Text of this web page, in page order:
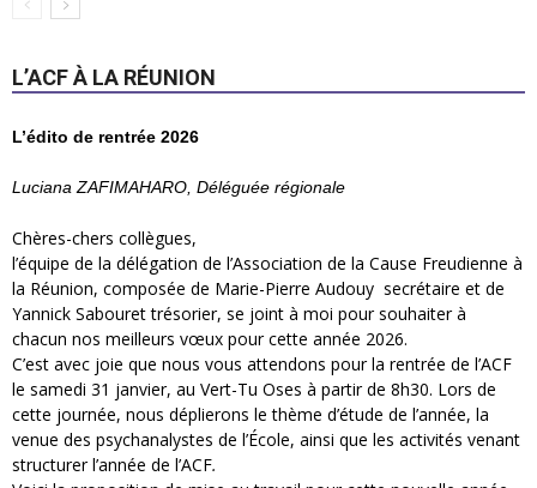
L’ACF À LA RÉUNION
L’édito de rentrée 2026
Luciana ZAFIMAHARO, Déléguée régionale
Chères-chers collègues,
l’équipe de la délégation de l’Association de la Cause Freudienne à
la Réunion, composée de Marie-Pierre Audouy secrétaire et de
Yannick Sabouret trésorier, se joint à moi pour souhaiter à
chacun nos meilleurs vœux pour cette année 2026.
C’est avec joie que nous vous attendons pour la rentrée de l’ACF
le samedi 31 janvier, au Vert-Tu Oses à partir de 8h30. Lors de
cette journée, nous déplierons le thème d’étude de l’année, la
venue des psychanalystes de l’École, ainsi que les activités venant
structurer l’année de l’ACF.